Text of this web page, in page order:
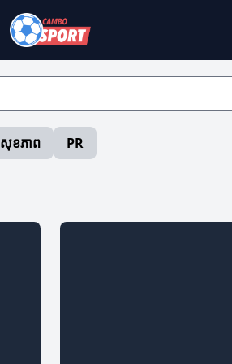
សុខភាព PR